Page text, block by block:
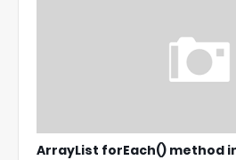
ArrayList forEach() method